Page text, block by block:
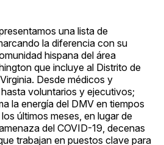
una lista de
la diferencia con su
hispana del área
que incluye al Distrito de
Desde médicos y
voluntarios y ejecutivos;
la energía del DMV en tiempos
últimos meses, en lugar de
del COVID-19, decenas
trabajan en puestos clave para